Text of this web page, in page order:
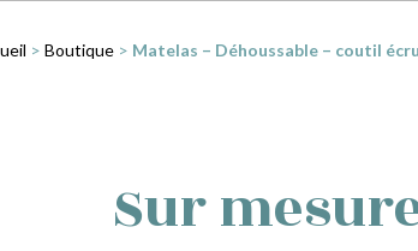
> Boutique> Matelas – Déhoussable – coutil
Sur